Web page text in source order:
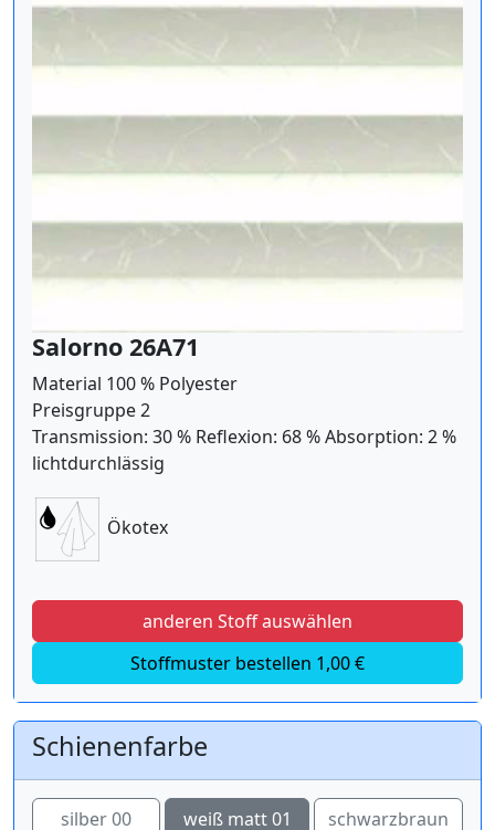
Salorno 26A71
Material 100 % Polyester
Preisgruppe 2
Transmission: 30 % Reflexion: 68 % Absorption: 2 %
lichtdurchlässig
Ökotex
anderen Stoff auswählen
Stoffmuster bestellen 1,00 €
Schienenfarbe
silber 00 weiß matt 01 schwarzbraun